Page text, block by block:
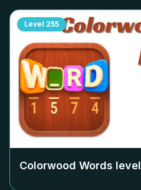
Level 255
Colorwood Words level